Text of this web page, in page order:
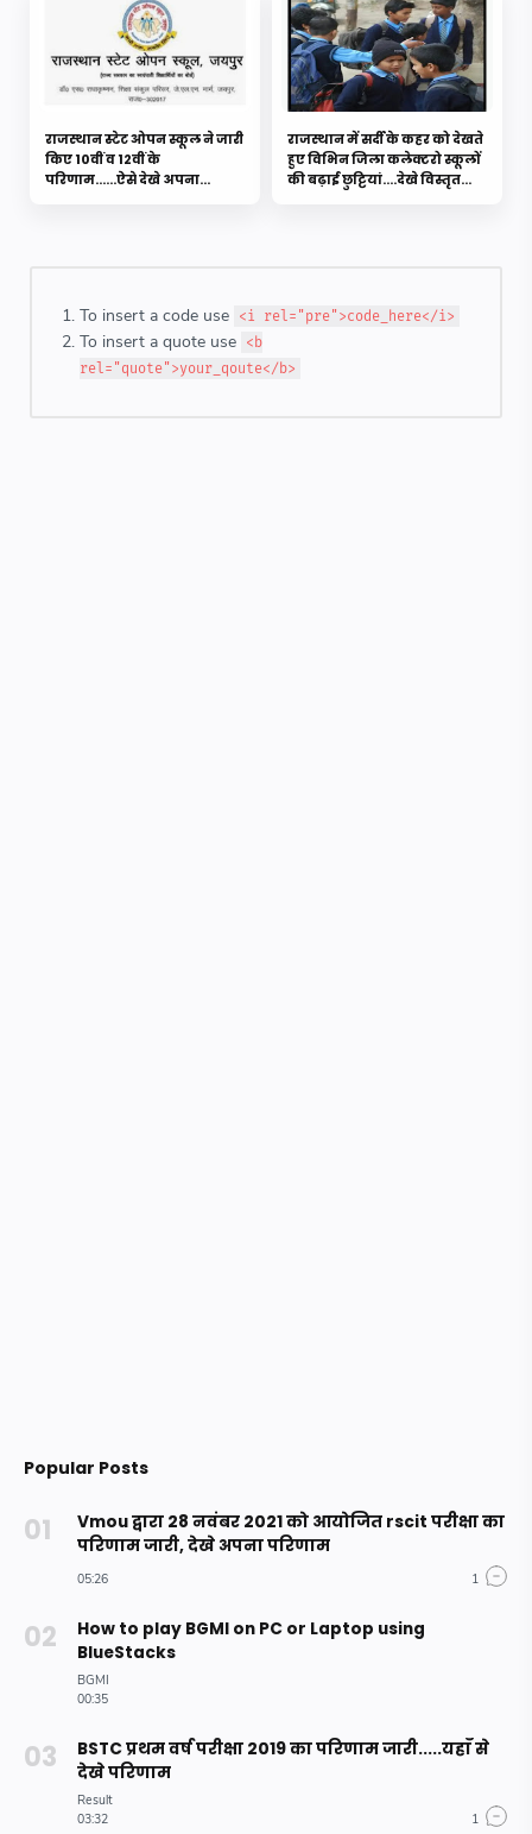
राजस्थान स्टेट ओपन स्कूल ने जारी
किए 10वीं व 12वीं के
परिणाम......ऐसे देखे अपना
राजस्थान में सर्दी के कहर को देखते
हुए विभिन जिला कलेक्टरो स्कूलों
की बढ़ाई छुट्टियां....देखे विस्तृत
To insert a code use <i rel="pre">code_here</i>
To insert a quote use
<b
rel="quote">your_qoute</b>
Popular Posts
Vmou द्वारा 28 नवंबर 2021 को आयोजित rscit परीक्षा का
परिणाम जारी, देखे अपना परिणाम
How to play BGMI on PC or Laptop using
BlueStacks
BSTC प्रथम वर्ष परीक्षा 2019 का परिणाम जारी.....यहाँ से
देखे परिणाम